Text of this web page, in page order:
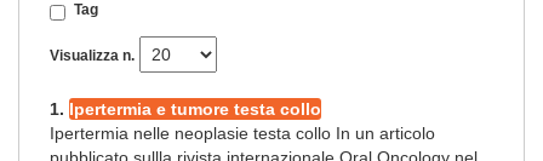
Tag
Visualizza n.
1. Ipertermia e tumore testa collo
Ipertermia nelle neoplasie testa collo In un articolo